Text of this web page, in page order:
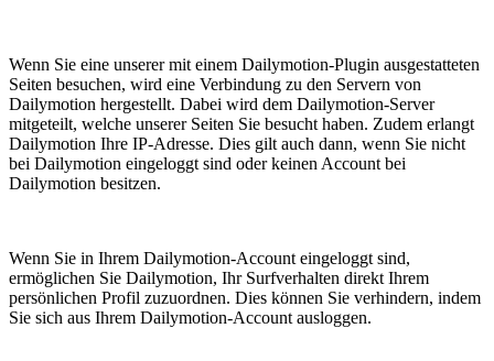
Wenn Sie eine unserer mit einem Dailymotion-Plugin ausgestatteten
Seiten besuchen, wird eine Verbindung zu den Servern von
Dailymotion hergestellt. Dabei wird dem Dailymotion-Server
mitgeteilt, welche unserer Seiten Sie besucht haben. Zudem erlangt
Dailymotion Ihre IP-Adresse. Dies gilt auch dann, wenn Sie nicht
bei Dailymotion eingeloggt sind oder keinen Account bei
Dailymotion besitzen.
Wenn Sie in Ihrem Dailymotion-Account eingeloggt sind,
ermöglichen Sie Dailymotion, Ihr Surfverhalten direkt Ihrem
persönlichen Profil zuzuordnen. Dies können Sie verhindern, indem
Sie sich aus Ihrem Dailymotion-Account ausloggen.